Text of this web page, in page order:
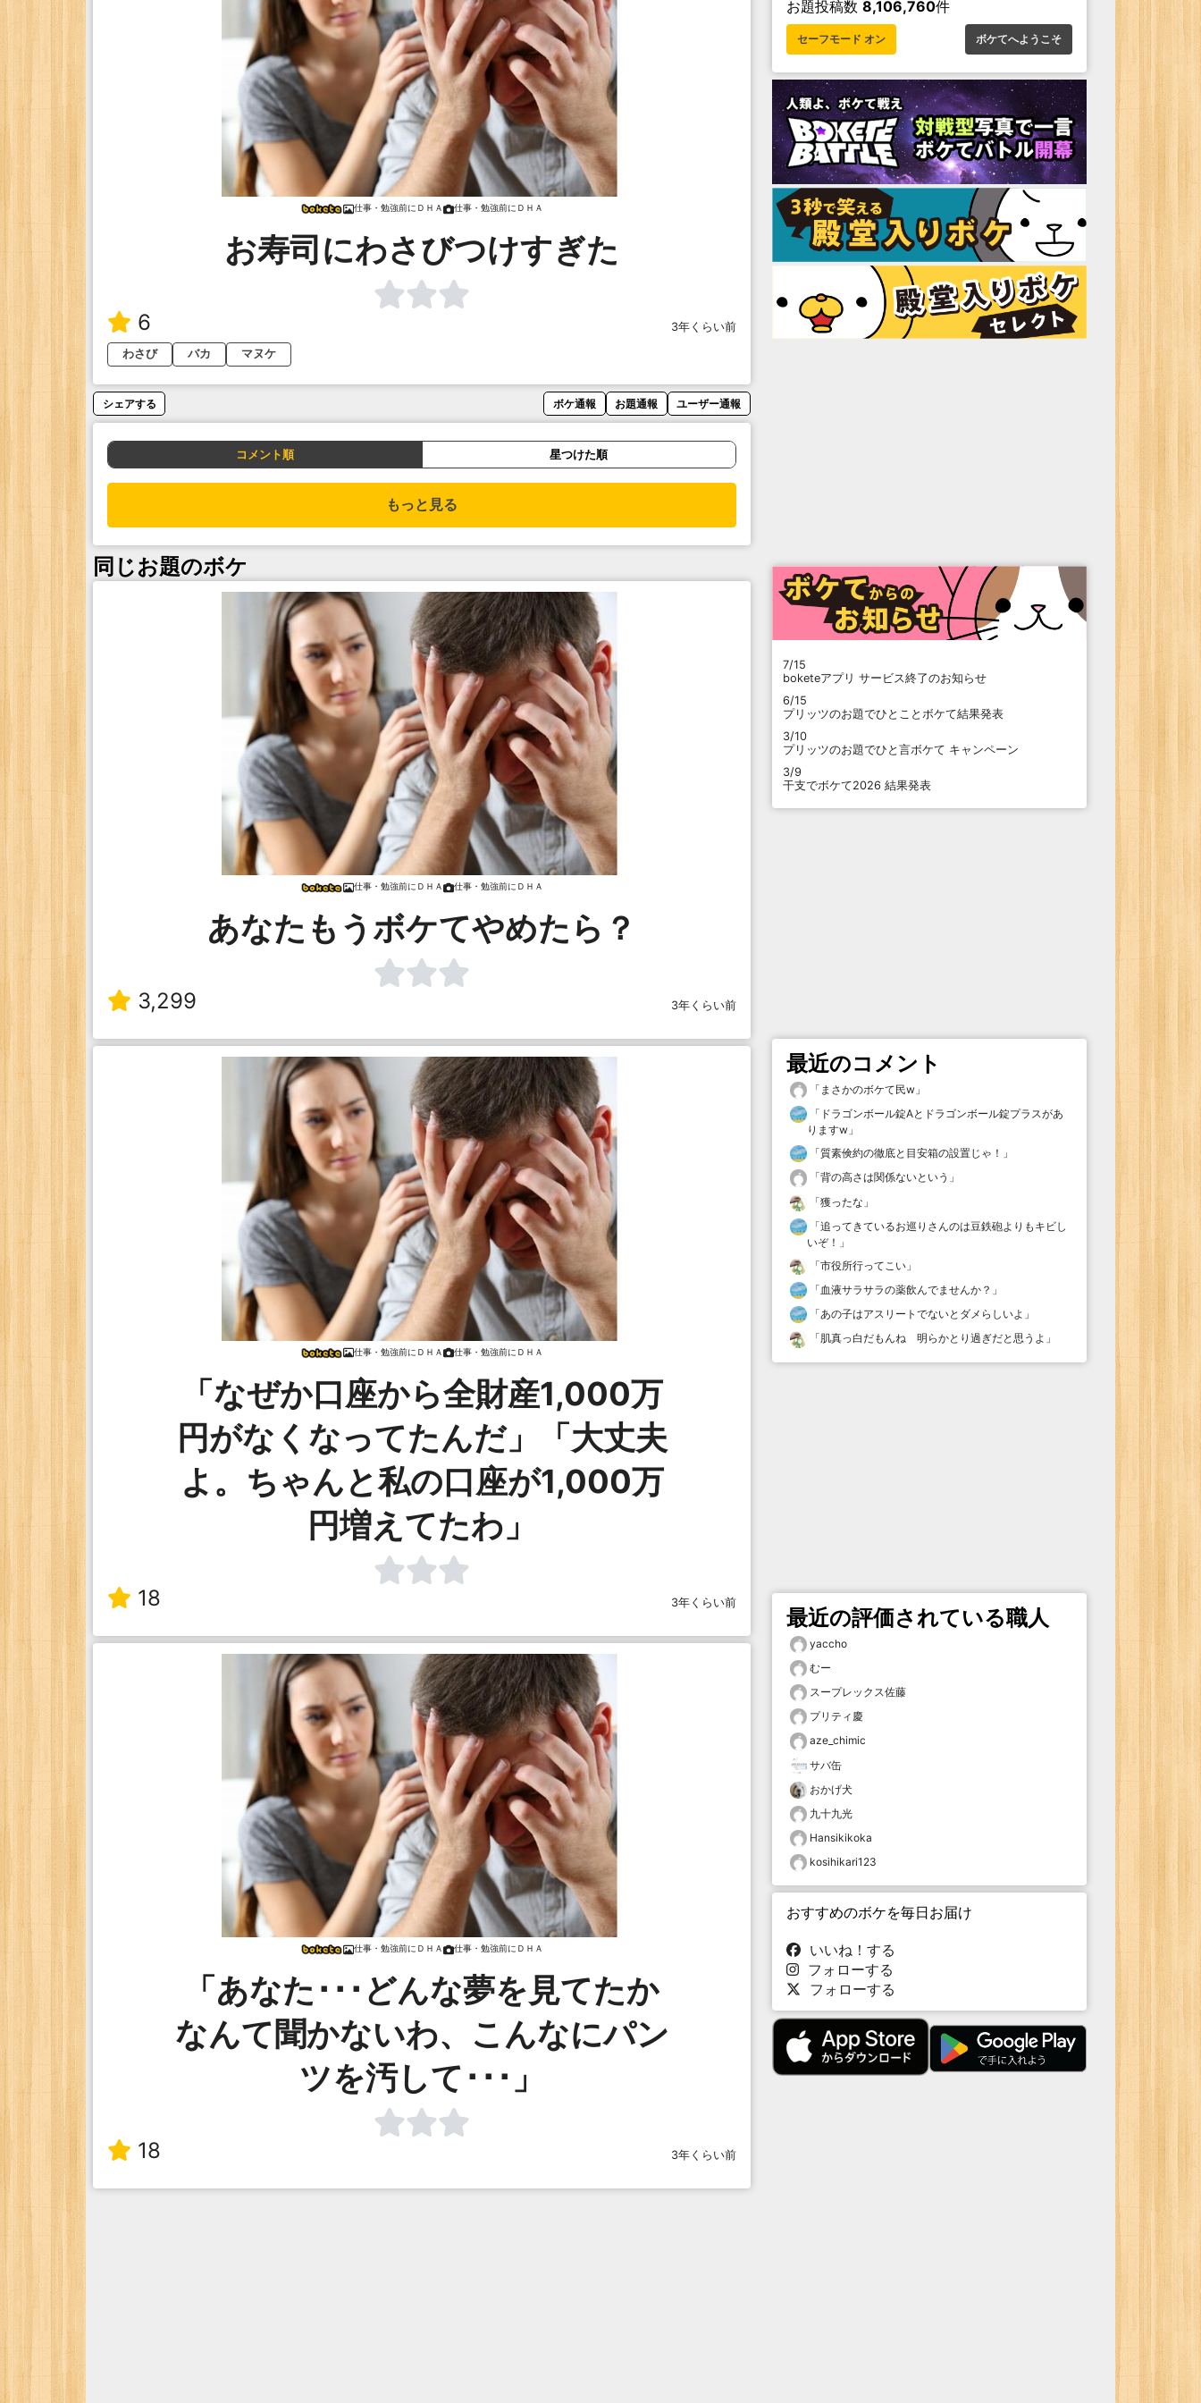
仕事・勉強前にＤＨＡ 仕事・勉強前にＤＨＡ
お寿司にわさびつけすぎた
6
3年くらい前
わさび
バカ マヌケ
シェアする ボケ通報 お題通報 ユーザー通報
コメント順 星つけた順
もっと見る
同じお題のボケ
仕事・勉強前にＤＨＡ 仕事・勉強前にＤＨＡ
あなたもうボケてやめたら？
3,299 3年くらい前
仕事・勉強前にＤＨＡ 仕事・勉強前にＤＨＡ
「なぜか口座から全財産1,000万
円がなくなってたんだ」「大丈夫
よ。ちゃんと私の口座が1,000万
円増えてたわ」
18 3年くらい前
仕事・勉強前にＤＨＡ 仕事・勉強前にＤＨＡ
「あなた･･･どんな夢を見てたか
なんて聞かないわ、こんなにパン
ツを汚して･･･」
18 3年くらい前
お題投稿数 8,106,760件
セーフモード オン ボケてへようこそ
7/15
boketeアプリ サービス終了のお知らせ
6/15
プリッツのお題でひとことボケて結果発表
3/10
プリッツのお題でひと言ボケて キャンペーン
3/9
干支でボケて2026 結果発表
最近のコメント
「 まさかのボケて民w 」
「 ドラゴンボール錠Aとドラゴンボール錠プラスがあ
りますw 」
「質素倹約の徹底と目安箱の設置じゃ！ 」
「背の高さは関係ないという 」
「獲ったな 」
「追ってきているお巡りさんのは豆鉄砲よりもキビし
いぞ！ 」
「市役所行ってこい 」
「血液サラサラの薬飲んでませんか？ 」
「あの子はアスリートでないとダメらしいよ 」
「肌真っ白だもんね 明らかとり過ぎだと思うよ 」
最近の評価されている職人
yaccho
むー
スープレックス佐藤
プリティ慶
aze_chimic
サバ缶
おかげ犬
九十九光
Hansikikoka
kosihikari123
おすすめのボケを毎日お届け
いいね！する
フォローする
フォローする